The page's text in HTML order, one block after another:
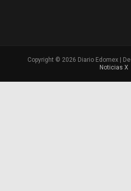
Copyright © 2026 Diario Edomex |
Noticias X